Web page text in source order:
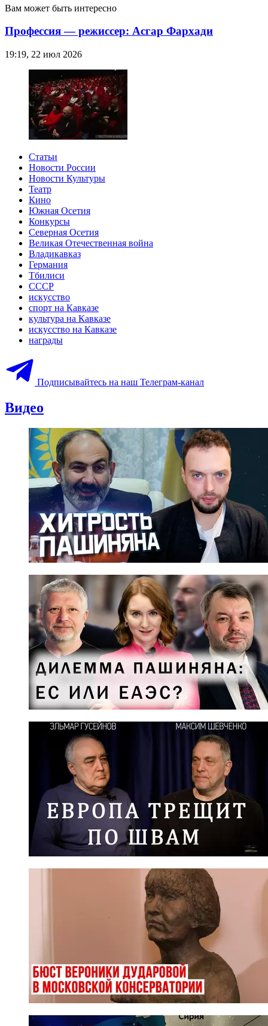
Вам может быть интересно
Профессия — режиссер: Асгар Фархади
19:19, 22 июл 2026
Статьи
Новости России
Новости Культуры
Театр
Кино
Южная Осетия
Конкурсы
Северная Осетия
Великая Отечественная война
Владикавказ
Германия
Тбилиси
СССР
искусство
спорт на Кавказе
культура на Кавказе
искусство на Кавказе
награды
Подписывайтесь на наш Телеграм-канал
Видео